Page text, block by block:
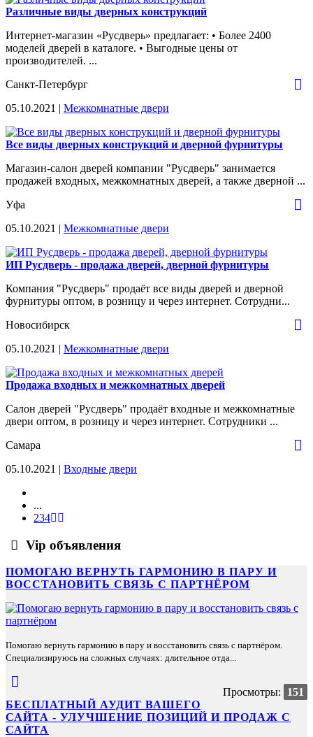
Различные виды дверных конструкций
Интернет-магазин «Русдверь» предлагает: • Более 2400
моделей дверей в каталоге. • Выгодные цены от
производителей. ...
Санкт-Петербург
05.10.2021 | Межкомнатные двери
Все виды дверных конструкций и дверной фурнитуры
Магазин-салон дверей компании "Русдверь" занимается
продажей входных, межкомнатных дверей, а также дверной ...
Уфа
05.10.2021 | Межкомнатные двери
ИП Русдверь - продажа дверей, дверной фурнитуры
Компания "Русдверь" продаёт все виды дверей и дверной
фурнитуры оптом, в розницу и через интернет. Сотрудни...
Новосибирск
05.10.2021 | Межкомнатные двери
Продажа входных и межкомнатных дверей
Салон дверей "Русдверь" продаёт входные и межкомнатные
двери оптом, в розницу и через интернет. Сотрудники ...
Самара
05.10.2021 | Входные двери
...
234
Vip объявления
ПОМОГАЮ ВЕРНУТЬ ГАРМОНИЮ В ПАРУ И
ВОССТАНОВИТЬ СВЯЗЬ С ПАРТНЁРОМ
Помогаю вернуть гармонию в пару и восстановить связь с партнёром.
Специализируюсь на сложных случаях: длительное отда...
Просмотры:
151
БЕСПЛАТНЫЙ АУДИТ ВАШЕГО
САЙТА - УЛУЧШЕНИЕ ПОЗИЦИЙ И ПРОДАЖ С
САЙТА